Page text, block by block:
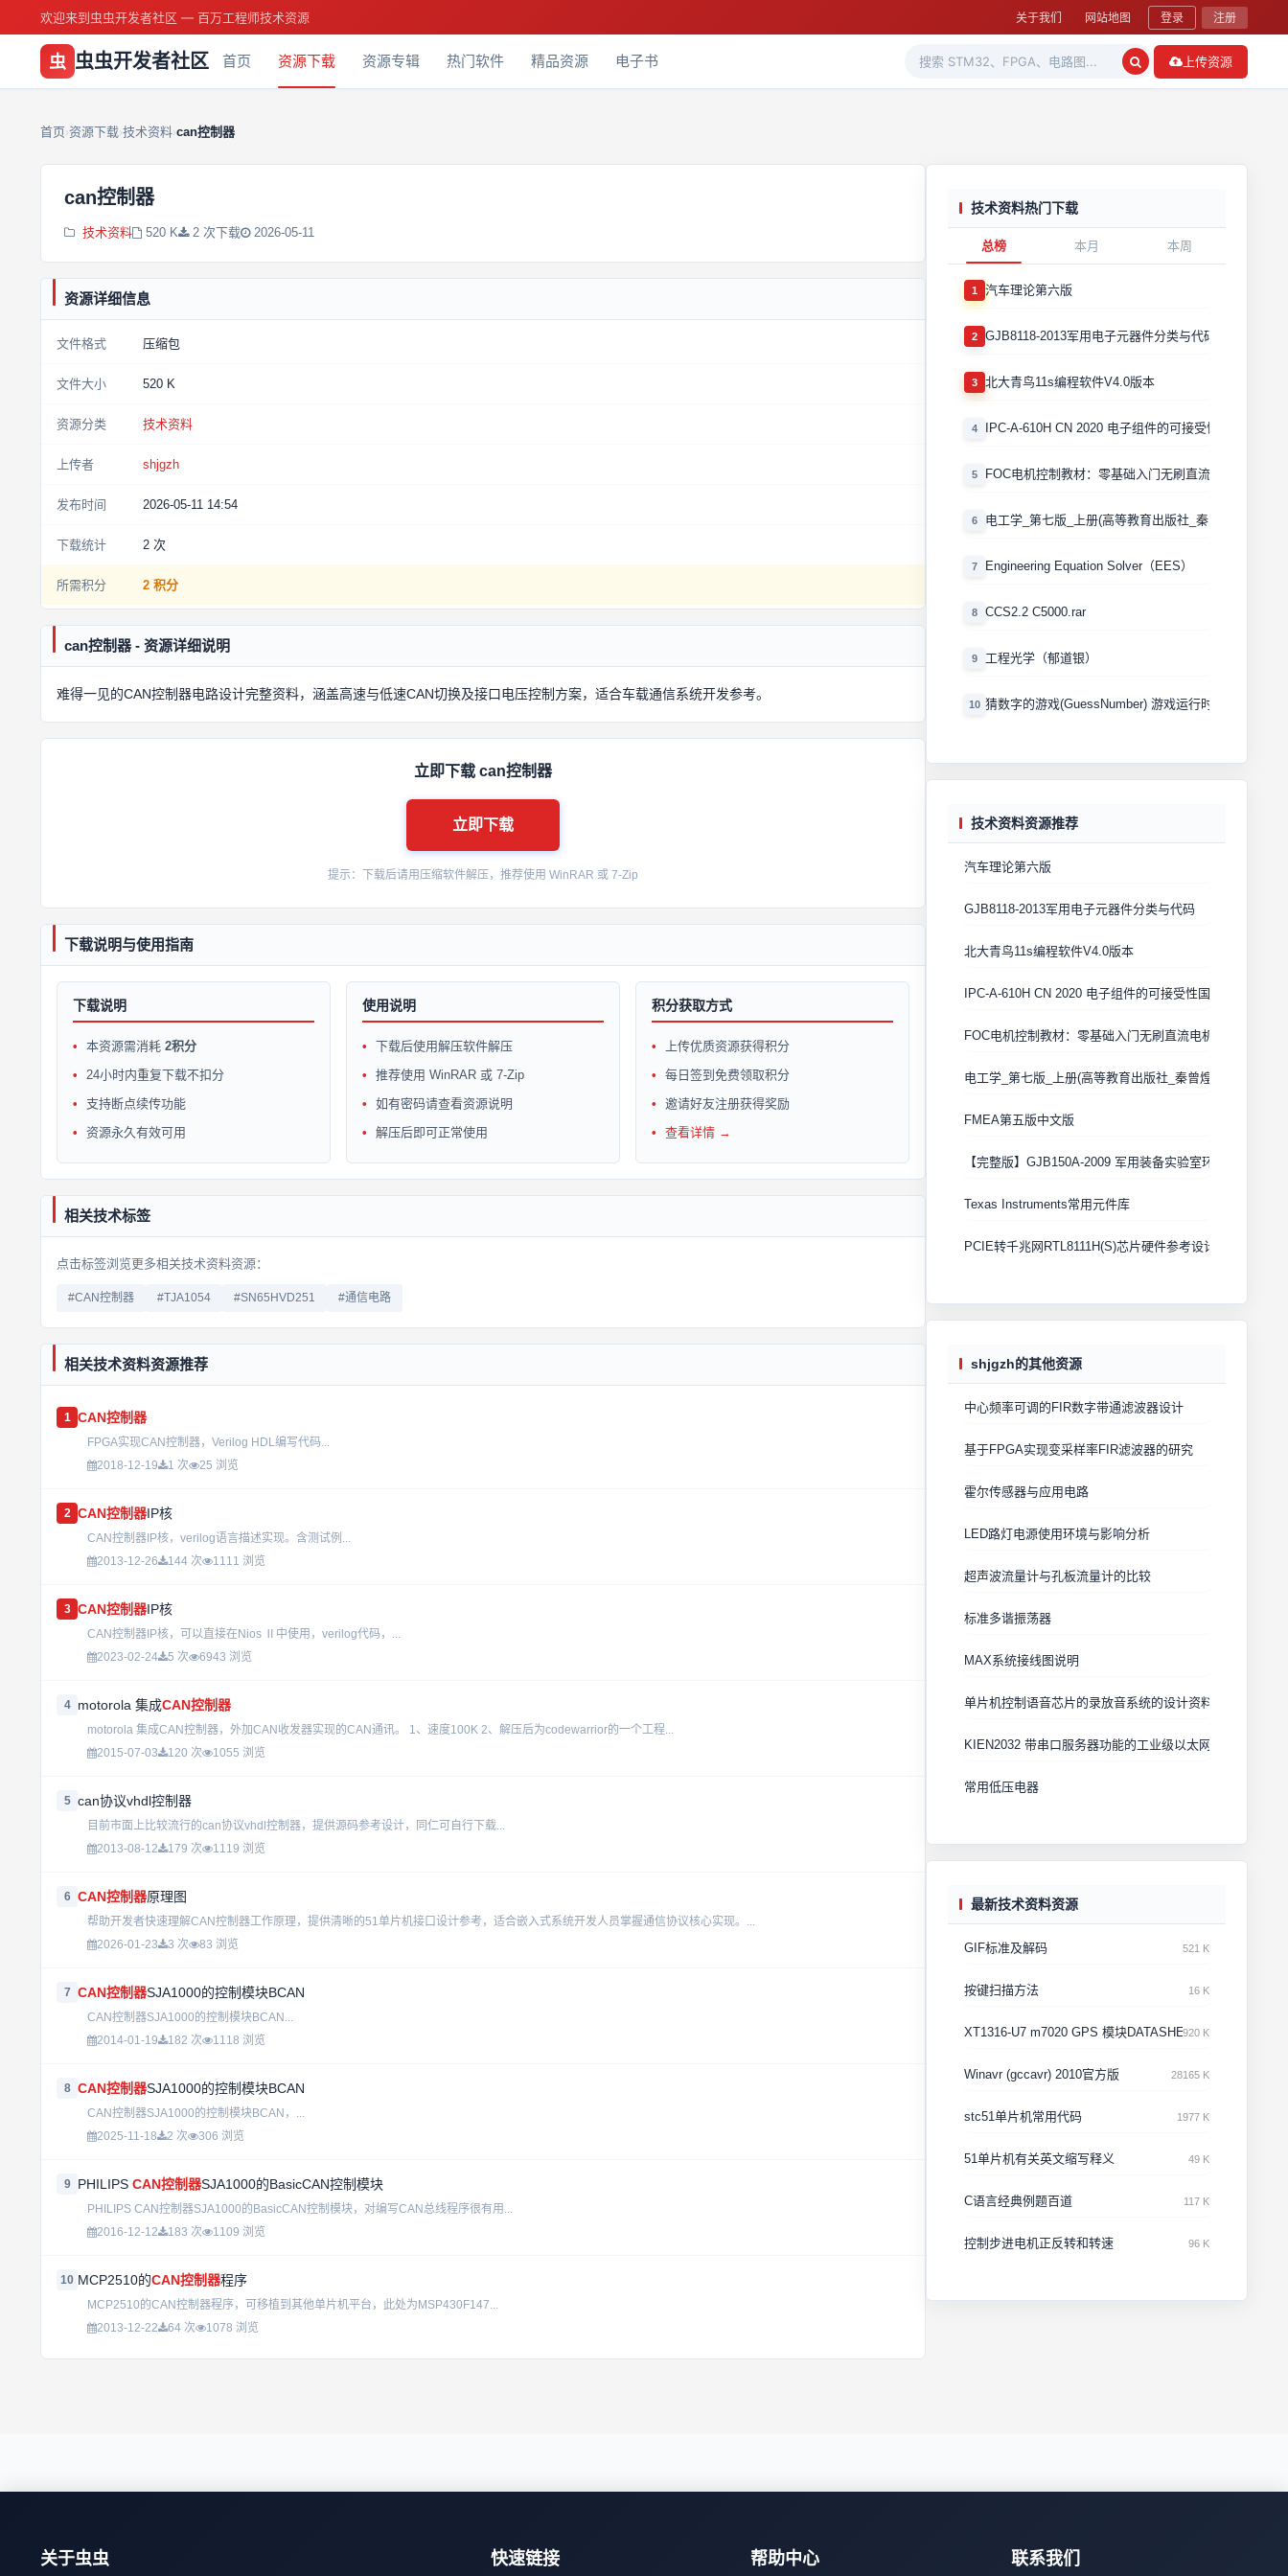
欢迎来到虫虫开发者社区 — 百万工程师技术资源 关于我们 网站地图 登录 注册
虫 虫虫开发者社区 首页 资源下载 资源专辑 热门软件 精品资源 电子书 上传资源
首页›资源下载›技术资料›can控制器
can控制器
技术资料 520 K 2 次下载 2026-05-11
资源详细信息
文件格式 压缩包
文件大小 520 K
资源分类 技术资料
上传者 shjgzh
发布时间 2026-05-11 14:54
下载统计 2 次
所需积分 2 积分
can控制器 - 资源详细说明
难得一见的CAN控制器电路设计完整资料，涵盖高速与低速CAN切换及接口电压控制方案，适合车载通信系统开发参考。
立即下载 can控制器
立即下载
提示：下载后请用压缩软件解压，推荐使用 WinRAR 或 7-Zip
下载说明与使用指南
下载说明
本资源需消耗 2积分
24小时内重复下载不扣分
支持断点续传功能
资源永久有效可用
使用说明
下载后使用解压软件解压
推荐使用 WinRAR 或 7-Zip
如有密码请查看资源说明
解压后即可正常使用
积分获取方式
上传优质资源获得积分
每日签到免费领取积分
邀请好友注册获得奖励
查看详情 →
相关技术标签
点击标签浏览更多相关技术资料资源：
#CAN控制器 #TJA1054 #SN65HVD251 #通信电路
相关技术资料资源推荐
1 CAN控制器
FPGA实现CAN控制器，Verilog HDL编写代码...
2018-12-19
1 次 25 浏览
2 CAN控制器IP核
CAN控制器IP核，verilog语言描述实现。含测试例...
2013-12-26
144 次 1111 浏览
3 CAN控制器IP核
CAN控制器IP核，可以直接在Nios Ⅱ中使用，verilog代码，...
2023-02-24
5 次 6943 浏览
4 motorola 集成CAN控制器
motorola 集成CAN控制器，外加CAN收发器实现的CAN通讯。 1、速度100K 2、解压后为codewarrior的一个工程...
2015-07-03
120 次 1055 浏览
5 can协议vhdl控制器
目前市面上比较流行的can协议vhdl控制器，提供源码参考设计，同仁可自行下载...
2013-08-12
179 次 1119 浏览
6 CAN控制器原理图
帮助开发者快速理解CAN控制器工作原理，提供清晰的51单片机接口设计参考，适合嵌入式系统开发人员掌握通信协议核心实现。...
2026-01-23
3 次 83 浏览
7 CAN控制器SJA1000的控制模块BCAN
CAN控制器SJA1000的控制模块BCAN...
2014-01-19
182 次 1118 浏览
8 CAN控制器SJA1000的控制模块BCAN
CAN控制器SJA1000的控制模块BCAN，...
2025-11-18
2 次 306 浏览
9 PHILIPS CAN控制器SJA1000的BasicCAN控制模块
PHILIPS CAN控制器SJA1000的BasicCAN控制模块，对编写CAN总线程序很有用...
2016-12-12
183 次 1109 浏览
10 MCP2510的CAN控制器程序
MCP2510的CAN控制器程序，可移植到其他单片机平台，此处为MSP430F147...
2013-12-22
64 次 1078 浏览
技术资料热门下载
总榜 本月 本周
1 汽车理论第六版
2 GJB8118-2013军用电子元器件分类与代码
3 北大青鸟11s编程软件V4.0版本
4 IPC-A-610H CN 2020 电子组件的可接受性国际验收标
5 FOC电机控制教材：零基础入门无刷直流电机矢量控
6 电工学_第七版_上册(高等教育出版社_秦曾煌版)
7 Engineering Equation Solver（EES）
8 CCS2.2 C5000.rar
9 工程光学（郁道银）
10 猜数字的游戏(GuessNumber) 游戏运行时产生一个0－
技术资料资源推荐
汽车理论第六版
GJB8118-2013军用电子元器件分类与代码
北大青鸟11s编程软件V4.0版本
IPC-A-610H CN 2020 电子组件的可接受性国际验收标准
FOC电机控制教材：零基础入门无刷直流电机矢量控制技
电工学_第七版_上册(高等教育出版社_秦曾煌版)
FMEA第五版中文版
【完整版】GJB150A-2009 军用装备实验室环境试验方法
Texas Instruments常用元件库
PCIE转千兆网RTL8111H(S)芯片硬件参考设计 Cadence原
shjgzh的其他资源
中心频率可调的FIR数字带通滤波器设计
基于FPGA实现变采样率FIR滤波器的研究
霍尔传感器与应用电路
LED路灯电源使用环境与影响分析
超声波流量计与孔板流量计的比较
标准多谐振荡器
MAX系统接线图说明
单片机控制语音芯片的录放音系统的设计资料
KIEN2032 带串口服务器功能的工业级以太网交换机
常用低压电器
最新技术资料资源
GIF标准及解码 521 K
按键扫描方法 16 K
XT1316-U7 m7020 GPS 模块DATASHEE920 K
Winavr (gccavr) 2010官方版 28165 K
stc51单片机常用代码 1977 K
51单片机有关英文缩写释义 49 K
C语言经典例题百道 117 K
控制步进电机正反转和转速 96 K
关于虫虫 快速链接 帮助中心 联系我们